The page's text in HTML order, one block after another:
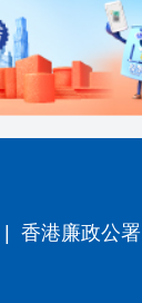
| 香港廉政公署